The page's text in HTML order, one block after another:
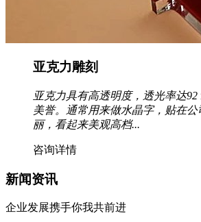
亚克力雕刻
亚克力具有高透明度，透光率达
美誉。通常用来做水晶字，贴在
丽，看起来美观高档...
咨询详情
新闻资讯
企业发展携手你我共前进